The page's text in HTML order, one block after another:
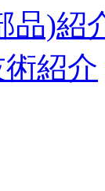
品)紹
紹介